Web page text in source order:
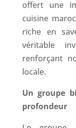
offert une
cuisine
riche en
véritable
renforçant
locale.
Un groupe
profondeur